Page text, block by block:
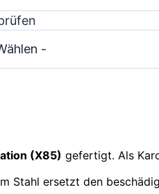
-
(X85) gefertigt. Als
Stahl ersetzt den